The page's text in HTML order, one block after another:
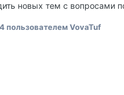
новых тем с вопросами
пользователем VovaTuf